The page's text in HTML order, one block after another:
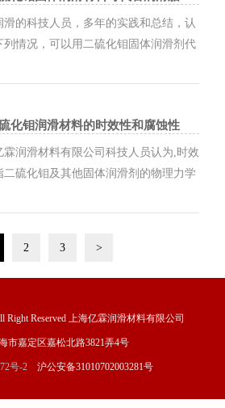
滑的科技人员，多年的实践和总结，认
列情况，可以用二硫化钼固体润滑剂代
在各种特殊工况（如高温、低温、真空
以使用二硫化钼或其它固体润滑剂进行
化钼润滑材料的时效性和腐蚀性
霖润滑材料有限公司科技人员认为,时效
二硫化钼及其他固体润滑剂的物理力学
特性)在规定的使用时期内不发生变
能起到良好的润滑作用，这就要求二硫
有良好的...
2 3 >
Right Reserved 上海亿霖润滑材料有限公司
市嘉定区嘉松北路3821弄4号
号-2沪公安备31010702003281号